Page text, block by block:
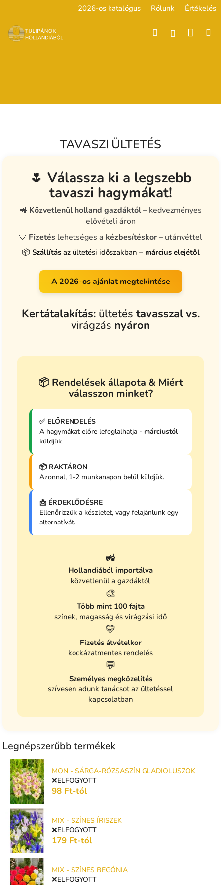
tartalomhoz
2026-os katalógus Rólunk Értékelés
Keresés Kosár
TAVASZI ÜLTETÉS
🌷 Válassza ki a legszebb
tavaszi hagymákat!
🚜 Közvetlenül holland gazdáktól– kedvezményes
elővételi áron
💛 Fizetés lehetséges a kézbesítéskor– utánvéttel
📦 Szállításaz ültetési időszakban – március elejétől
A 2026-os ajánlat megtekintése
Kertátalakítás:ültetés tavasszal vs.
virágzás nyáron
📦 Rendelések állapota & Miért
válasszon minket?
✅ ELŐRENDELÉS
A hagymákat előre lefoglalhatja - márciustól
küldjük.
📦 RAKTÁRON
Azonnal, 1-2 munkanapon belül küldjük.
📩 ÉRDEKLŐDÉSRE
Ellenőrizzük a készletet, vagy felajánlunk egy
alternatívát.
🚜
Hollandiából importálva
közvetlenül a gazdáktól
🎨
Több mint 100 fajta
színek, magasság és virágzási idő
💛
Fizetés átvételkor
kockázatmentes rendelés
💬
Személyes megközelítés
szívesen adunk tanácsot az ültetéssel
kapcsolatban
Legnépszerűbb termékek
MON - SÁRGA-RÓZSASZÍN GLADIOLUSZOK
❌ELFOGYOTT
98 Ft-tól
MIX - SZÍNES ÍRISZEK
❌ELFOGYOTT
179 Ft-tól
MIX - SZÍNES BEGÓNIA
❌ELFOGYOTT